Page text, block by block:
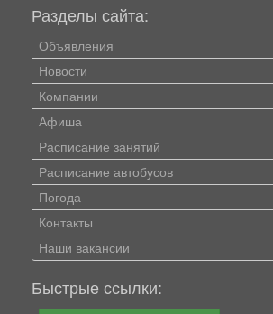
Разделы сайта:
Объявления
Новости
Компании
Афиша
Расписание занятий
Расписание автобусов
Погода
Контакты
Наши вакансии
Быстрые ссылки: